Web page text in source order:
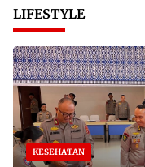
LIFESTYLE
KESEHATAN